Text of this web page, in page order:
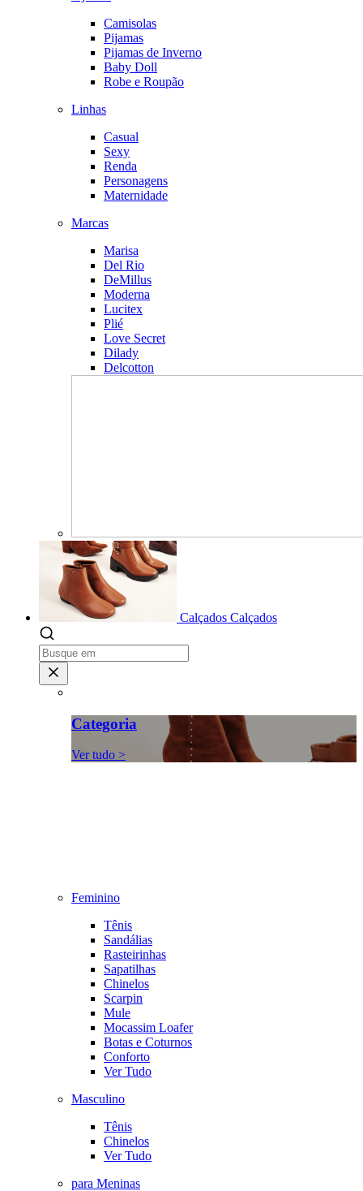
Camisolas
Pijamas
Pijamas de Inverno
Baby Doll
Robe e Roupão
Linhas
Casual
Sexy
Renda
Personagens
Maternidade
Marcas
Marisa
Del Rio
DeMillus
Moderna
Lucitex
Plié
Love Secret
Dilady
Delcotton
Calçados Calçados
Categoria
Ver tudo >
Feminino
Tênis
Sandálias
Rasteirinhas
Sapatilhas
Chinelos
Scarpin
Mule
Mocassim Loafer
Botas e Coturnos
Conforto
Ver Tudo
Masculino
Tênis
Chinelos
Ver Tudo
para Meninas